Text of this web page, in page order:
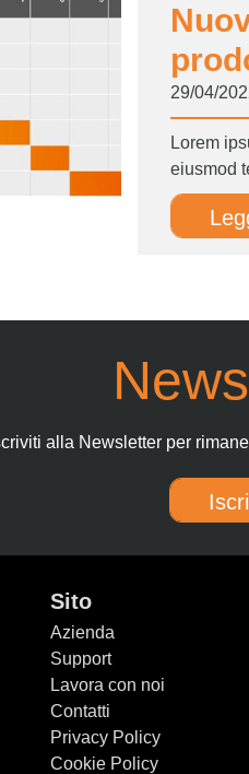
29/04/
Lorem
eiusmod
ad minim
alla Newsletter per
Sito
Azienda
Support
Lavora con noi
Contatti
Privacy Policy
Cookie Policy